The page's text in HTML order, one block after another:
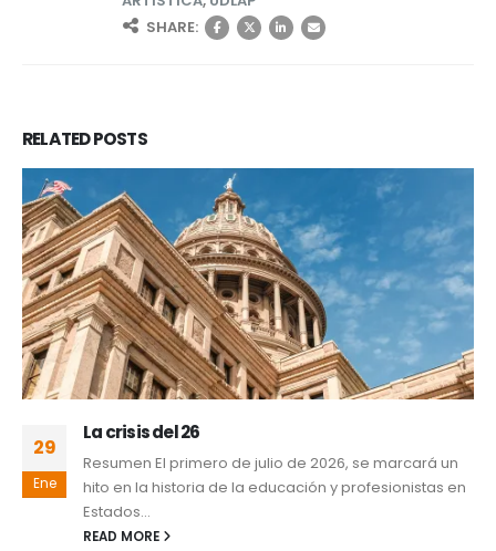
SHARE:
RELATEDPOSTS
29
Ene
La crisis del 26
Resumen El primero de julio de 2026, se marcará un
hito en la historia de la educación y profesionistas en
Estados...
READ MORE